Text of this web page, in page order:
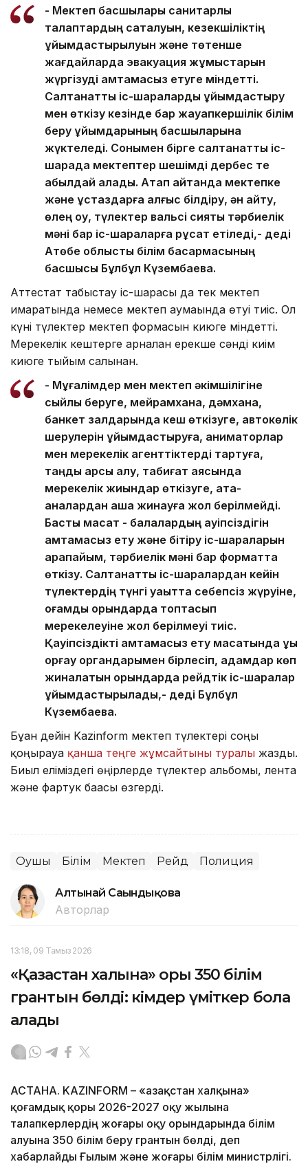
- Мектеп басшылары санитарлық
талаптардың сақталуын, кезекшіліктің
ұйымдастырылуын және төтенше
жағдайларда эвакуация жұмыстарын
жүргізуді қамтамасыз етуге міндетті.
Салтанатты іс-шараларды ұйымдастыру
мен өткізу кезінде бар жауапкершілік білім
беру ұйымдарының басшыларына
жүктеледі. Сонымен бірге салтанатты іс-
шарада мектептер шешімді дербес те
қабылдай алады. Атап айтқанда мектепке
және ұстаздарға алғыс білдіру, ән айту,
өлең оқу, түлектер вальсі сияқты тәрбиелік
мәні бар іс-шараларға рұқсат етіледі,- деді
Ақтөбе облыстық білім басқармасының
басшысы Бұлбұл Күзембаева.
Аттестат табыстау іс-шарасы да тек мектеп
ғимаратында немесе мектеп аумағында өтуі тиіс. Ол
күні түлектер мектеп формасын киюге міндетті.
Мерекелік кештерге арналған ерекше сәнді киім
киюге тыйым салынған.
- Мұғалімдер мен мектеп әкімшілігіне
сыйлық беруге, мейрамхана, дәмхана,
банкет залдарында кеш өткізуге, автокөлік
шерулерін ұйымдастыруға, аниматорлар
мен мерекелік агенттіктерді тартуға,
таңды қарсы алу, табиғат аясында
мерекелік жиындар өткізуге, ата-
аналардан ақша жинауға жол берілмейді.
Басты мақсат - балалардың қауіпсіздігін
қамтамасыз ету және бітіру іс-шараларын
қарапайым, тәрбиелік мәні бар форматта
өткізу. Салтанатты іс-шаралардан кейін
түлектердің түнгі уақытта себепсіз жүруіне,
қоғамдық орындарда топтасып
мерекелеуіне жол берілмеуі тиіс.
Қауіпсіздікті қамтамасыз ету мақсатында құқық
қорғау органдарымен бірлесіп, адамдар көп
жиналатын орындарда рейдтік іс-шаралар
ұйымдастырылады,- деді Бұлбұл
Күзембаева.
Бұған дейін Kazinform мектеп түлектері соңғы
қоңырауға қанша теңге жұмсайтыны туралы жазды.
Биыл еліміздегі өңірлерде түлектер альбомы, лента
және фартук бағасы өзгерді.
Оқушы Білім Мектеп Рейд Полиция
Алтынай Сағындықова
Авторлар
13:18, 09 Тамыз 2026
«Қазақстан халқына» қоры 350 білім
грантын бөлді: кімдер үміткер бола
алады
АСТАНА. KAZINFORM – «Қазақстан халқына»
қоғамдық қоры 2026-2027 оқу жылына
талапкерлердің жоғары оқу орындарында білім
алуына 350 білім беру грантын бөлді, деп
хабарлайды Ғылым және жоғары білім министрлігі.